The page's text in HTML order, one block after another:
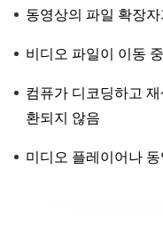
동영상의 파일 확장
비디오 파일이 이동
컴퓨가 디코딩하고
환되지 않음
미디오 플레이어나